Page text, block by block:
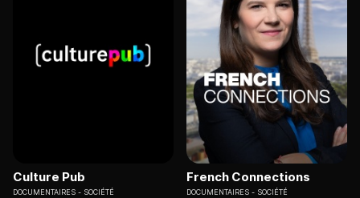
Culture Pub
DOCUMENTAIRES SOCIÉTÉ
French Connections
DOCUMENTAIRES SOCIÉTÉ